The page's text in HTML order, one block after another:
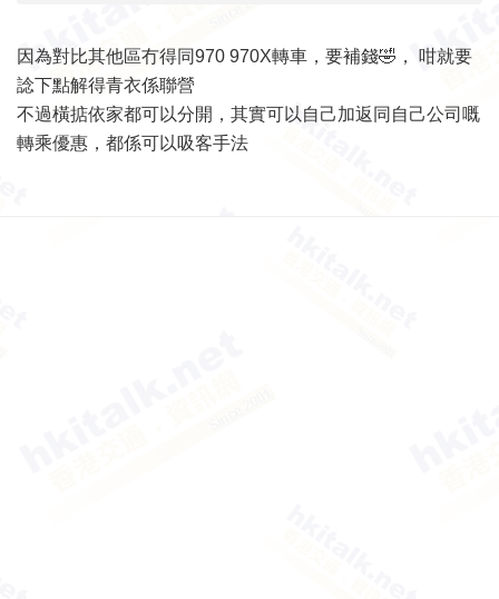
因為對比其他區冇得同970 970X轉車，要補錢🤣， 咁就要
諗下點解得青衣係聯營
不過橫掂依家都可以分開，其實可以自己加返同自己公司嘅
轉乘優惠，都係可以吸客手法